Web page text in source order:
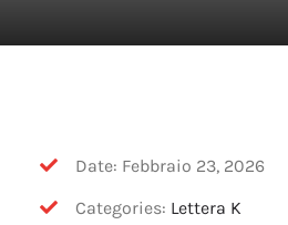
DIDATTICA
OFF TOPIC
CONTATTI
Date: Febbraio 23, 2026
Categories: Lettera K